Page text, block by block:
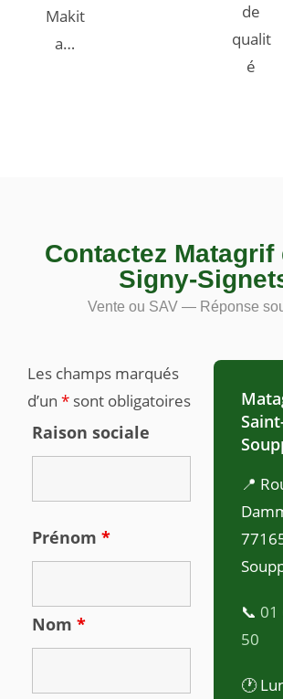
Makit
a…
de
qualit
é
Contactez Matagrif
Signy-
Vente ou SAV — Réponse
Les champs marqués
d’un * sont obligatoires
Raison sociale
Prénom *
Nom *
📍
📞 01
50
🕐